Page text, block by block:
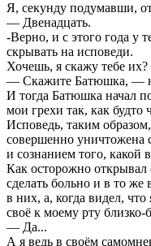
Я, секунду подумавши,
— Двенадцать.
-Верно, и с этого года у
скрывать на исповеди.
Хочешь, я скажу тебе их?
— Скажите Батюшка, —
И тогда Батюшка начал
мои грехи так, как будто
Исповедь, таким
совершенно уничтожена
и сознанием того, какой
Как осторожно открывал
сделать больно и в то же
в них, а, когда видел,
своё к моему рту близко-
— Да...
А я ведь в своём